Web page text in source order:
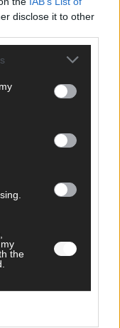
disclose it to other
the
via E-Mail.
setzt auf